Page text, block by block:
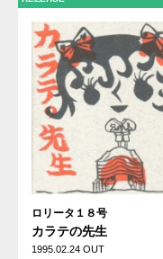
ロリータ１８号
カラテの先生
1995.02.24 OUT